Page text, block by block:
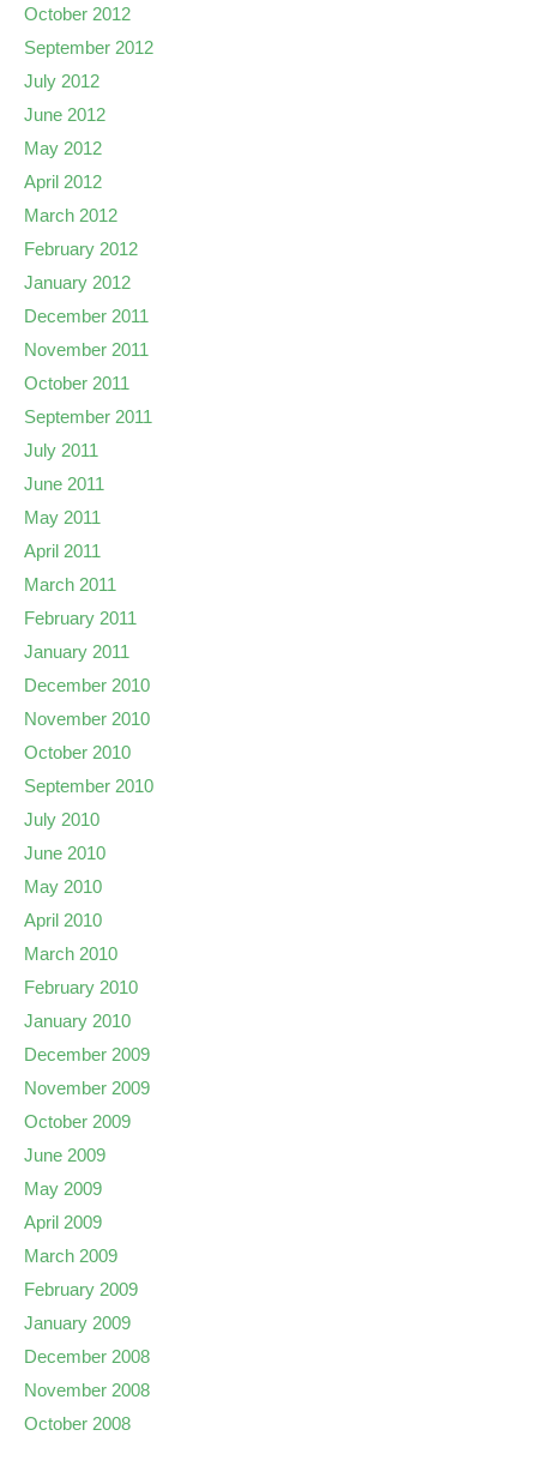
October 2012
September 2012
July 2012
June 2012
May 2012
April 2012
March 2012
February 2012
January 2012
December 2011
November 2011
October 2011
September 2011
July 2011
June 2011
May 2011
April 2011
March 2011
February 2011
January 2011
December 2010
November 2010
October 2010
September 2010
July 2010
June 2010
May 2010
April 2010
March 2010
February 2010
January 2010
December 2009
November 2009
October 2009
June 2009
May 2009
April 2009
March 2009
February 2009
January 2009
December 2008
November 2008
October 2008